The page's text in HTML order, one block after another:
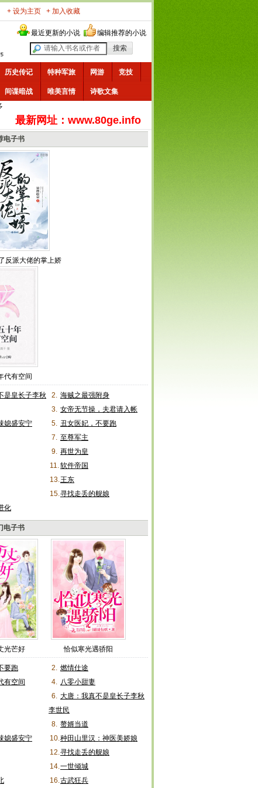
+ 设为主页 + 加入收藏
最近更新的小说 编辑推荐的小说
历史传记 特种军旅 网游 竞技
间谍暗战 唯美言情
诗歌文集
最新网址：www.80ge.info
电子书
反派大佬的掌上娇
代有空间
是皇长子李秋
2. 海贼之最强附身
3. 女帝无节操，夫君请入帐
媳盛安宁 5. 丑女医妃，不要跑
7. 至尊军主
9. 再世为皇
11.软件帝国
13.王东
15.寻找走丢的舰娘
化
电子书
光芒好 恰似寒光遇骄阳
要跑 2. 燃情仕途
有空间 4. 八零小甜妻
6. 大唐：我真不是皇长子李秋
李世民
8. 赘婿当道
媳盛安宁 10.种田山里汉：神医美娇娘
12.寻找走丢的舰娘
14.一世倾城
16.古武狂兵